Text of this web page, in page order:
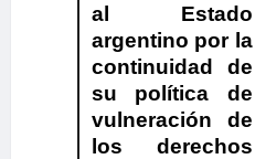
al Estado
argentino por la
continuidad de
su política de
vulneración de
los derechos